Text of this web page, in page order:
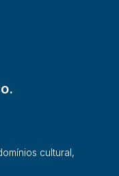
cultural,